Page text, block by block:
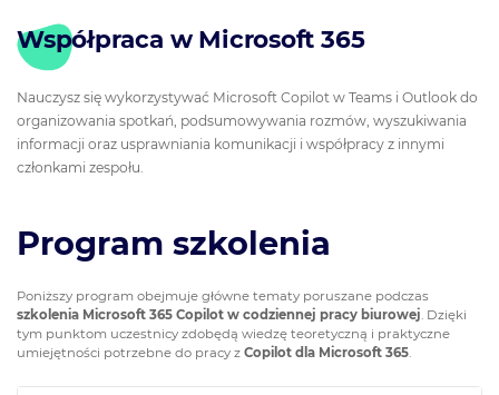
Współpraca w Microsoft 365
Nauczysz się wykorzystywać Microsoft Copilot w Teams i Outlook do
organizowania spotkań, podsumowywania rozmów, wyszukiwania
informacji oraz usprawniania komunikacji i współpracy z innymi
członkami zespołu.
Program szkolenia
Poniższy program obejmuje główne tematy poruszane podczas
szkolenia Microsoft 365 Copilot w codziennej pracy biurowej . Dzięki
tym punktom uczestnicy zdobędą wiedzę teoretyczną i praktyczne
umiejętności potrzebne do pracy z Copilot dla Microsoft 365